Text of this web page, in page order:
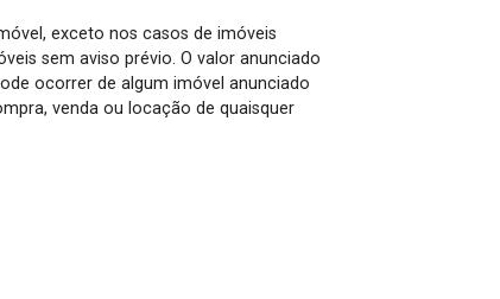
exceto nos casos de imóveis
sem aviso prévio. O valor anunciado
ocorrer de algum imóvel anunciado
venda ou locação de quaisquer